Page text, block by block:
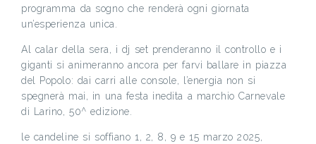
programma da sogno che renderà ogni giornata
un’esperienza unica.
Al calar della sera, i dj set prenderanno il controllo e i
giganti si animeranno ancora per farvi ballare in piazza
del Popolo: dai carri alle console, l’energia non si
spegnerà mai, in una festa inedita a marchio Carnevale
di Larino, 50^ edizione.
le candeline si soffiano 1, 2, 8, 9 e 15 marzo 2025,